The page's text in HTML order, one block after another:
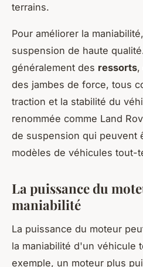
terrains.
Pour améliorer la
suspension de haute
généralement des ressorts,
des jambes de force, tous
traction et la stabilité du
renommée comme Land
de suspension qui peuvent
modèles de véhicules tout-
La puissance du
maniabilité
La puissance du moteur
la maniabilité d'un véhicule
exemple, un moteur plus